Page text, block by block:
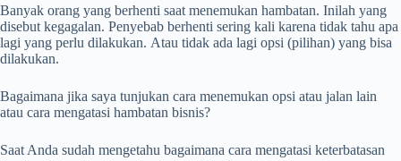
Banyak orang yang berhenti saat menemukan hambatan. Inilah yang
disebut kegagalan. Penyebab berhenti sering kali karena tidak tahu apa
lagi yang perlu dilakukan. Atau tidak ada lagi opsi (pilihan) yang bisa
dilakukan.
Bagaimana jika saya tunjukan cara menemukan opsi atau jalan lain
atau cara mengatasi hambatan bisnis?
Saat Anda sudah mengetahu bagaimana cara mengatasi keterbatasan